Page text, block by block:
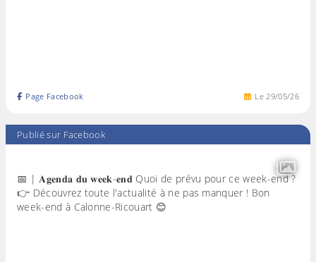
Le29/05/26
Page Facebook
Publié sur Facebook
📅 | 𝐀𝐠𝐞𝐧𝐝𝐚 𝐝𝐮 𝐰𝐞𝐞𝐤-𝐞𝐧𝐝 Quoi de prévu pour ce week-end ?
👉 Découvrez toute l'actualité à ne pas manquer ! Bon
week-end à Calonne-Ricouart 😊